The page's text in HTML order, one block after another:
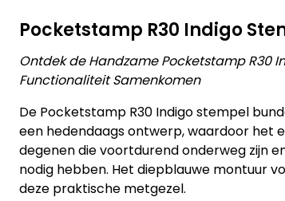
Pocketstamp R30 Indigo
Ontdek de Handzame Pocketstamp R30
Functionaliteit Samenkomen
De Pocketstamp R30 Indigo stempel
een hedendaags ontwerp, waardoor het
degenen die voortdurend onderweg zijn
nodig hebben. Het diepblauwe montuur
deze praktische metgezel.